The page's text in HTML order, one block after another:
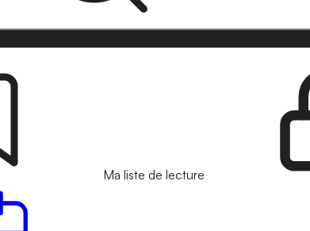
Ma liste de lecture